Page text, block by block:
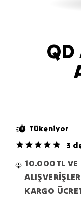
QD
Tükeniyor
3
10.000TL VE
KARGO